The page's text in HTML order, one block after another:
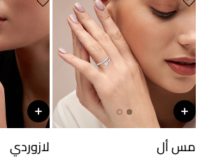
مس أل لازوردي